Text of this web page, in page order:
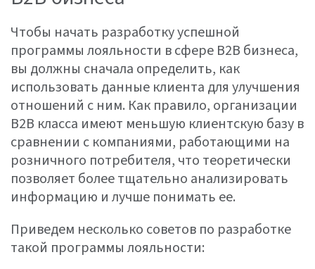
Чтобы начать разработку успешной
программы лояльности в сфере B2B бизнеса,
вы должны сначала определить, как
использовать данные клиента для улучшения
отношений с ним. Как правило, организации
B2B класса имеют меньшую клиентскую базу в
сравнении с компаниями, работающими на
розничного потребителя, что теоретически
позволяет более тщательно анализировать
информацию и лучше понимать ее.
Приведем несколько советов по разработке
такой программы лояльности: